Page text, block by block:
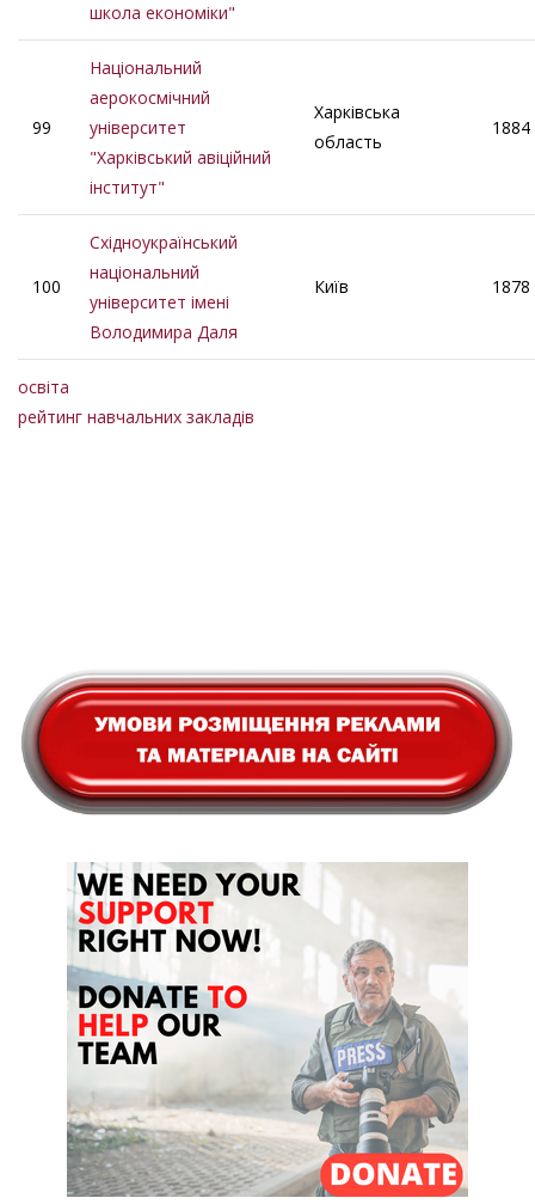
школа економіки"
99
Національний
аерокосмічний
університет
"Харківський авіційний
інститут"
Харківська
область
1884
100
Східноукраїнський
національний
університет імені
Володимира Даля
Київ 1878
освіта
рейтинг навчальних закладів